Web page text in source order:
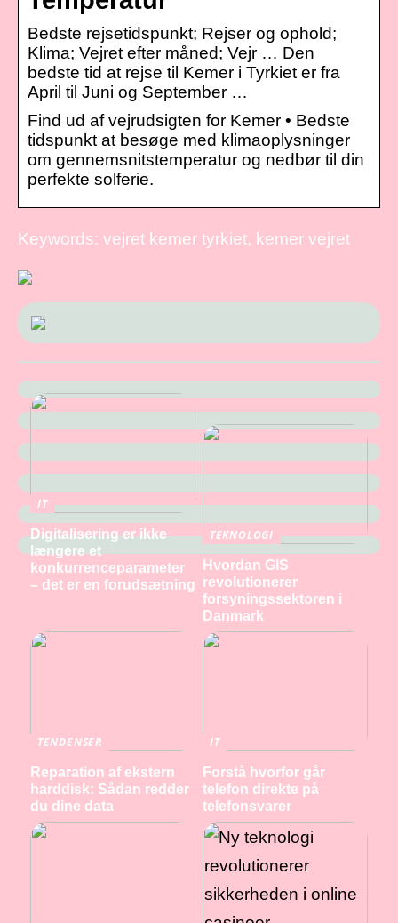
Bedste rejsetidspunkt; Rejser og ophold;
Klima; Vejret efter måned; Vejr … Den
bedste tid at rejse til Kemer i Tyrkiet er fra
April til Juni og September …
Find ud af vejrudsigten for Kemer • Bedste
tidspunkt at besøge med klimaoplysninger
om gennemsnitstemperatur og nedbør til din
perfekte solferie.
Keywords: vejret kemer tyrkiet, kemer vejret
IT
Digitalisering er ikke
længere et
konkurrenceparameter
– det er en forudsætning
TEKNOLOGI
Hvordan GIS
revolutionerer
forsyningssektoren i
Danmark
TENDENSER
Reparation af ekstern
harddisk: Sådan redder
du dine data
IT
Forstå hvorfor går
telefon direkte på
telefonsvarer